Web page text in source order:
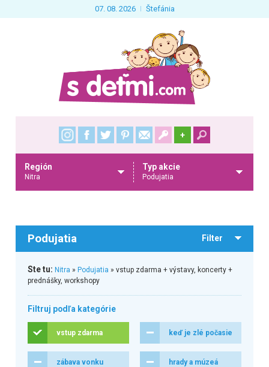
07. 08. 2026 Štefánia
+
Región
Nitra
Typ akcie
Podujatia
Podujatia Filter
Ste tu: Nitra » Podujatia » vstup zdarma + výstavy, koncerty +
prednášky, workshopy
Filtruj podľa kategórie
vstup zdarma keď je zlé počasie
zábava vonku hrady a múzeá